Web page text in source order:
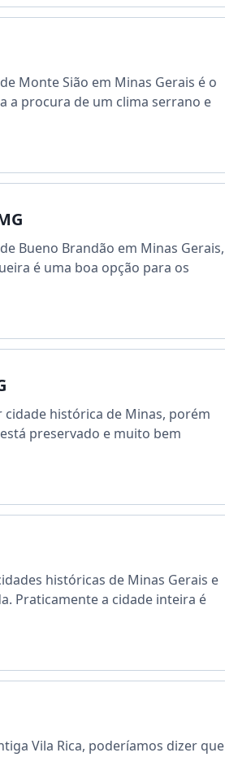
Monte Sião em Minas Gerais é o
a procura de um clima serrano e
Bueno Brandão em Minas Gerais,
é uma boa opção para os
cidade histórica de Minas, porém
preservado e muito bem
históricas de Minas Gerais e
Praticamente a cidade inteira é
Vila Rica, poderíamos dizer que